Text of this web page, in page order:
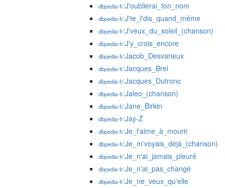
dbpedia-fr:J'oublierai_ton_nom
dbpedia-fr:J'te_l'dis_quand_même
dbpedia-fr:J'veux_du_soleil_(chanson)
dbpedia-fr:J'y_crois_encore
dbpedia-fr:Jacob_Desvarieux
dbpedia-fr:Jacques_Brel
dbpedia-fr:Jacques_Dutronc
dbpedia-fr:Jaleo_(chanson)
dbpedia-fr:Jane_Birkin
dbpedia-fr:Jay-Z
dbpedia-fr:Je_l'aime_à_mourir
dbpedia-fr:Je_m'voyais_déjà_(chanson)
dbpedia-fr:Je_n'ai_jamais_pleuré
dbpedia-fr:Je_n'ai_pas_changé
dbpedia-fr:Je_ne_veux_qu'elle